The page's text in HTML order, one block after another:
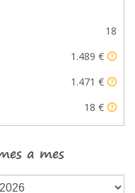
18
1.489 €
1.471 €
18 €
a mes